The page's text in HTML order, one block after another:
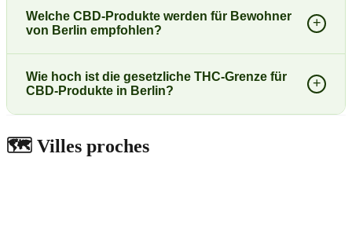
Welche CBD-Produkte werden für Bewohner
von Berlin empfohlen?
+
Wie hoch ist die gesetzliche THC-Grenze für
CBD-Produkte in Berlin?
+
🗺️ Villes proches